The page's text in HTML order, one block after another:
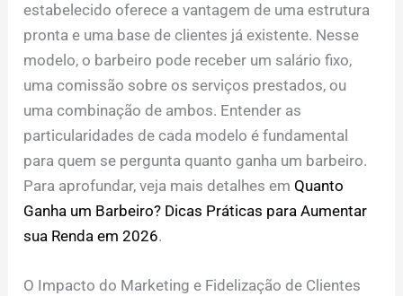
estabelecido oferece a vantagem de uma estrutura
pronta e uma base de clientes já existente. Nesse
modelo, o barbeiro pode receber um salário fixo,
uma comissão sobre os serviços prestados, ou
uma combinação de ambos. Entender as
particularidades de cada modelo é fundamental
para quem se pergunta quanto ganha um barbeiro.
Para aprofundar, veja mais detalhes em Quanto
Ganha um Barbeiro? Dicas Práticas para Aumentar
sua Renda em 2026.
O Impacto do Marketing e Fidelização de Clientes